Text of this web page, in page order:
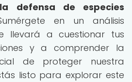
defensa de especies
en un análisis
llevará a cuestionar tus
y a comprender la
de proteger nuestra
listo para explorar este